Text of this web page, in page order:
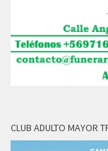
CLUB ADULTO MAYOR